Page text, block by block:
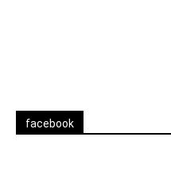
facebook